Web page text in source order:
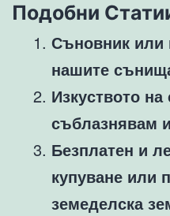
Подобни
Съновник или
нашите
Изкуството
съблазнявам
Безплатен и
купуване или
земеделска